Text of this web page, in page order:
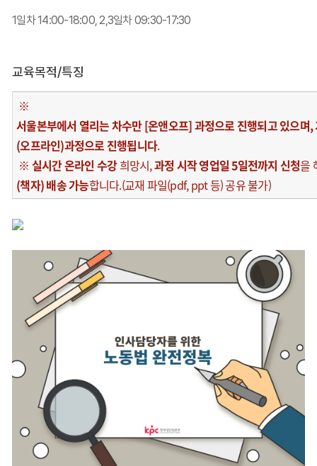
1일차 14:00-18:00, 2,3일차 09:30-17:30
교육목적/특징
※
서울본부에서 열리는 차수만 [온앤오프] 과정으로 진행되고 있으며
(오프라인)과정으로 진행됩니다.
※ 실시간 온라인 수강희망시,과정 시작 영업일 5일전까지 신청을
(책자) 배송 가능합니다.(교재 파일(pdf, ppt 등) 공유 불가)